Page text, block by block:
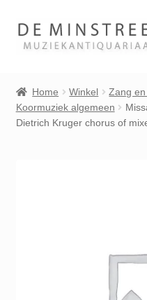
Ga
door
Ga
naar
Contact
Home Winkel Zang
Koormuziek algemeen
Dietrich Kruger chorus of